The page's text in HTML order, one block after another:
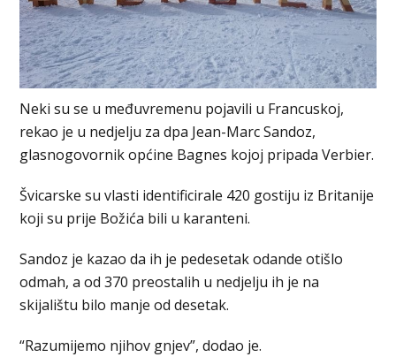
Neki su se u međuvremenu pojavili u Francuskoj,
rekao je u nedjelju za dpa Jean-Marc Sandoz,
glasnogovornik općine Bagnes kojoj pripada Verbier.
Švicarske su vlasti identificirale 420 gostiju iz Britanije
koji su prije Božića bili u karanteni.
Sandoz je kazao da ih je pedesetak odande otišlo
odmah, a od 370 preostalih u nedjelju ih je na
skijalištu bilo manje od desetak.
“Razumijemo njihov gnjev”, dodao je.